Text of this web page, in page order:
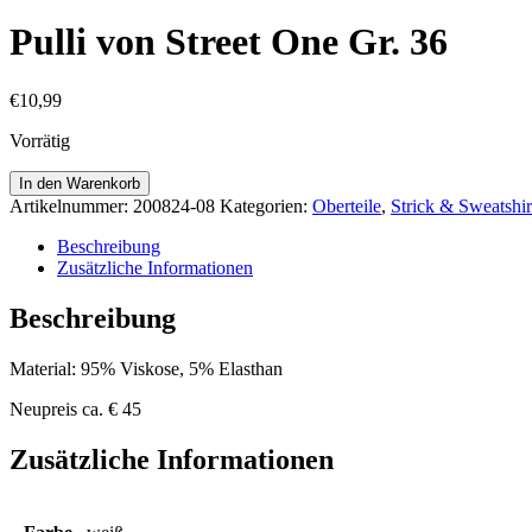
Pulli von Street One Gr. 36
€10,99
Vorrätig
Pulli
von
One
Menge
In den Warenkorb
Artikelnummer: 200824-08 Kategorien: Oberteile, Strick &
Beschreibung
Zusätzliche Informationen
Beschreibung
Material: 95% Viskose, 5% Elasthan
Neupreis ca. € 45
Zusätzliche Informationen